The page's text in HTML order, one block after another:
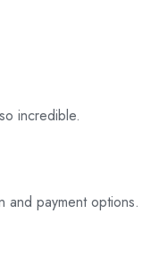
incredible.
and payment options.